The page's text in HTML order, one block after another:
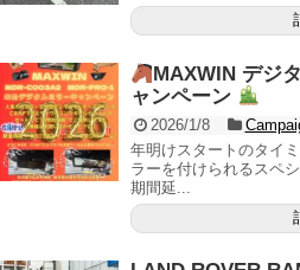
MAXWIN デジ
ャンペーン
2026/1/8
年明けスタートのタイ
ラーを付けられるスペ
期間延...